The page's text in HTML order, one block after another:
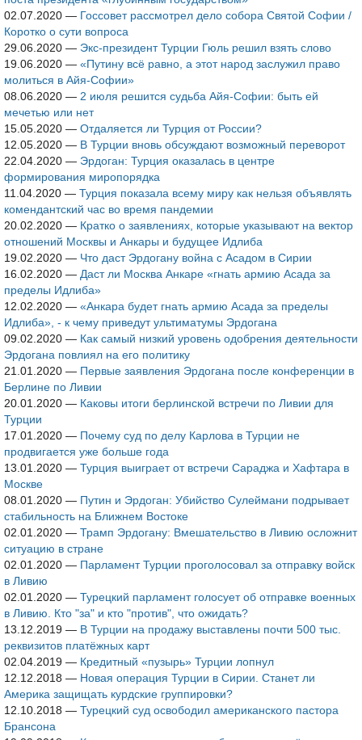
02.07.2020 — Госсовет рассмотрел дело собора Святой Софии /
Коротко о сути вопроса
29.06.2020 — Экс-президент Турции Гюль решил взять слово
19.06.2020 — «Путину всё равно, а этот народ заслужил право
молиться в Айя-Софии»
08.06.2020 — 2 июля решится судьба Айя-Софии: быть ей
мечетью или нет
15.05.2020 — Отдаляется ли Турция от России?
12.05.2020 — В Турции вновь обсуждают возможный переворот
22.04.2020 — Эрдоган: Турция оказалась в центре
формирования миропорядка
11.04.2020 — Турция показала всему миру как нельзя объявлять
комендантский час во время пандемии
20.02.2020 — Кратко о заявлениях, которые указывают на вектор
отношений Москвы и Анкары и будущее Идлиба
19.02.2020 — Что даст Эрдогану война с Асадом в Сирии
16.02.2020 — Даст ли Москва Анкаре «гнать армию Асада за
пределы Идлиба»
12.02.2020 — «Анкара будет гнать армию Асада за пределы
Идлиба», - к чему приведут ультиматумы Эрдогана
09.02.2020 — Как самый низкий уровень одобрения деятельности
Эрдогана повлиял на его политику
21.01.2020 — Первые заявления Эрдогана после конференции в
Берлине по Ливии
20.01.2020 — Каковы итоги берлинской встречи по Ливии для
Турции
17.01.2020 — Почему суд по делу Карлова в Турции не
продвигается уже больше года
13.01.2020 — Турция выиграет от встречи Сараджа и Хафтара в
Москве
08.01.2020 — Путин и Эрдоган: Убийство Сулеймани подрывает
стабильность на Ближнем Востоке
02.01.2020 — Трамп Эрдогану: Вмешательство в Ливию осложнит
ситуацию в стране
02.01.2020 — Парламент Турции проголосовал за отправку войск
в Ливию
02.01.2020 — Турецкий парламент голосует об отправке военных
в Ливию. Кто "за" и кто "против", что ожидать?
13.12.2019 — В Турции на продажу выставлены почти 500 тыс.
реквизитов платёжных карт
02.04.2019 — Кредитный «пузырь» Турции лопнул
12.12.2018 — Новая операция Турции в Сирии. Станет ли
Америка защищать курдские группировки?
12.10.2018 — Турецкий суд освободил американского пастора
Брансона